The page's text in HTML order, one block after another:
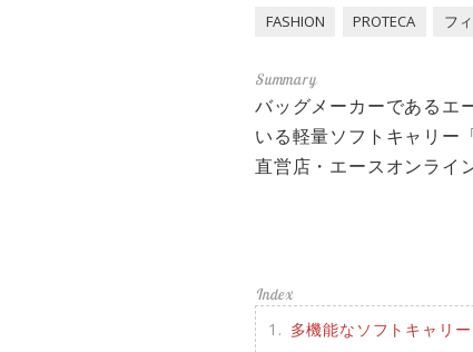
FASHION PROTECA フ
バッグメーカーであるエ
いる軽量ソフトキャリー
直営店・エースオンライ
多機能なソフトキャリー